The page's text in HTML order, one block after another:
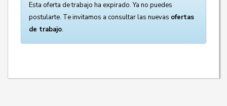
Esta oferta de trabajo ha expirado. Ya no puedes
postularte. Te invitamos a consultar las nuevas ofertas
de trabajo.